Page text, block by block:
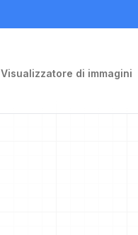
Visualizzatore di immagini